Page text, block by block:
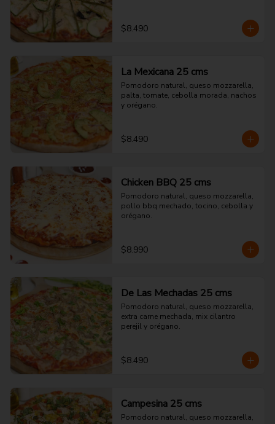
$8.490
La Mexicana 25 cms
Pomodoro natural, queso mozzarella,
palta, tomate, cebolla morada, nachos
y orégano.
$8.490
Chicken BBQ 25 cms
Pomodoro natural, queso mozzarella,
pollo bbq mechado, tocino, cebolla y
orégano.
$8.990
De Las Mechadas 25 cms
Pomodoro natural, queso mozzarella,
extra carne mechada, mix cilantro
perejil y orégano.
$8.490
Campesina 25 cms
Pomodoro natural, queso mozzarella,